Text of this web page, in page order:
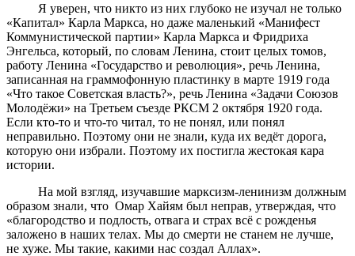
Я уверен, что никто из них глубоко не изучал не только
«Капитал» Карла Маркса, но даже маленький «Манифест
Коммунистической партии» Карла Маркса и Фридриха
Энгельса, который, по словам Ленина, стоит целых томов,
работу Ленина «Государство и революция», речь Ленина,
записанная на граммофонную пластинку в марте 1919 года
«Что такое Советская власть?», речь Ленина «Задачи Союзов
Молодёжи» на Третьем съезде РКСМ 2 октября 1920 года.
Если кто-то и что-то читал, то не понял, или понял
неправильно. Поэтому они не знали, куда их ведёт дорога,
которую они избрали. Поэтому их постигла жестокая кара
истории.
На мой взгляд, изучавшие марксизм-ленинизм должным
образом знали, что Омар Хайям был неправ, утверждая, что
«благородство и подлость, отвага и страх всё с рожденья
заложено в наших телах. Мы до смерти не станем не лучше,
не хуже. Мы такие, какими нас создал Аллах».